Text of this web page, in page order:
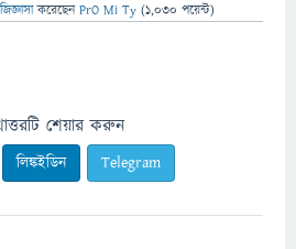
জিজ্ঞাসাকরেছেনPrO Mi Ty (1,030 পয়েন্ট)
শেয়ার করুন
লিঙ্কইডিন Telegram